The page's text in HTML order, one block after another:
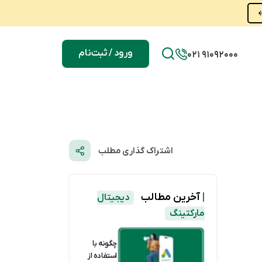
021 91092000 ورود / ثبت‌نام
اشتراک گذاری مطلب
آخرین مطالب
دیجیتال
مارکتینگ
چگونه با
استفاده از